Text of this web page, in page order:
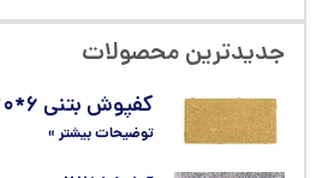
جدیدترین محصولات
کفپوش بتنی ۶*۲۰*۱۰ زرد
توضیحات بیشتر »